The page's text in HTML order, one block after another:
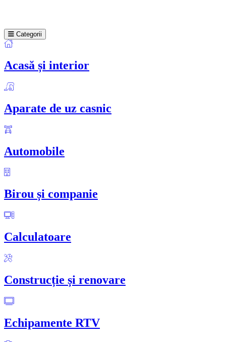
Categorii
Acasă și interior
Aparate de uz casnic
Automobile
Birou și companie
Calculatoare
Construcție și renovare
Echipamente RTV